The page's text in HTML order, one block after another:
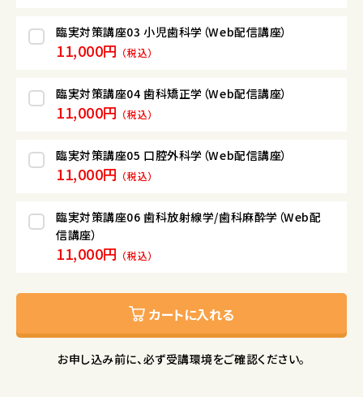
臨実対策講座03 小児歯科学（Web配信講座）
11,000円 （税込）
臨実対策講座04 歯科矯正学（Web配信講座）
11,000円 （税込）
臨実対策講座05 口腔外科学（Web配信講座）
11,000円 （税込）
臨実対策講座06 歯科放射線学/歯科麻酔学（Web配
信講座）
11,000円 （税込）
カートに入れる
お申し込み前に、必ず受講環境をご確認ください。